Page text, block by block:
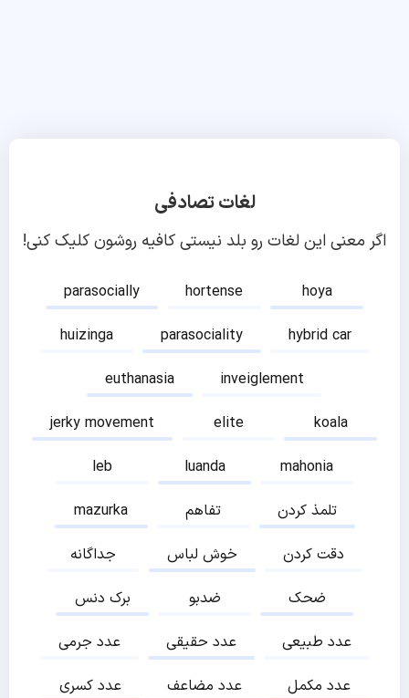
لغات تصادفی
اگر معنی این لغات رو بلد نیستی کافیه روشون کلیک کنی!
parasocially hortense
hoya
huizinga
parasociality
hybrid car
euthanasia
inveiglement
jerky movement
elite
koala
leb
luanda
mahonia
mazurka
تفاهم
تلمذ کردن
جداگانه
خوش لباس
دقت کردن
برک دنس
ضدبو
ضحک
عدد جرمی
عدد حقیقی
عدد طبیعی
عدد کسری
عدد مضاعف
عدد مکمل